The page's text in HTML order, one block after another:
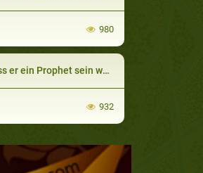
980
ein Prophet sein würde
932